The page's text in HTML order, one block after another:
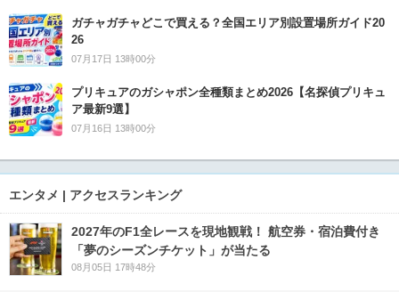
ガチャガチャどこで買える？全国エリア別設置場所ガイド20
26
07月17日 13時00分
プリキュアのガシャポン全種類まとめ2026【名探偵プリキュ
ア最新9選】
07月16日 13時00分
エンタメ | アクセスランキング
2027年のF1全レースを現地観戦！ 航空券・宿泊費付き
「夢のシーズンチケット」が当たる
08月05日 17時48分